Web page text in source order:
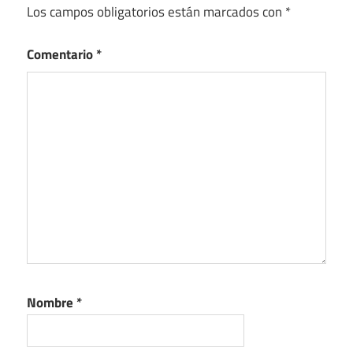
Los campos obligatorios están marcados con *
Comentario*
Nombre *